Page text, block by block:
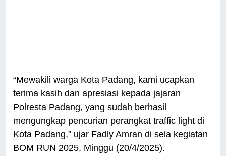
“Mewakili warga Kota Padang, kami ucapkan
terima kasih dan apresiasi kepada jajaran
Polresta Padang, yang sudah berhasil
mengungkap pencurian perangkat traffic light di
Kota Padang,” ujar Fadly Amran di sela kegiatan
BOM RUN 2025, Minggu (20/4/2025).